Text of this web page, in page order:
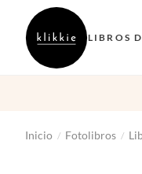
LIBROS
Inicio / Fotolibros /